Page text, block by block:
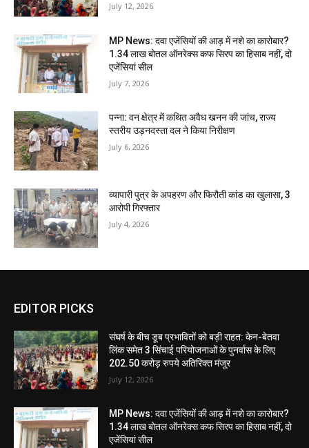
July 12, 2026
MP News: दवा एजेंसियों की आड़ में नशे का कारोबार?
1.34 लाख बोतल ऑनरेक्स कफ सिरप का हिसाब नहीं, दो
एजेंसियां सील
July 7, 2026
पन्ना: वन क्षेत्र में कथित अवैध खनन की जांच, राज्य
स्तरीय उड़नदस्ता दल ने किया निरीक्षण
July 6, 2026
व्यापारी पुत्र के अपहरण और फिरौती कांड का खुलासा, 3
आरोपी गिरफ्तार
July 4, 2026
EDITOR PICKS
संघर्ष के बीच डूब प्रभावितों को बड़ी राहत: केन-बेतवा
लिंक समेत 3 सिंचाई परियोजनाओं के पुनर्वास के लिए
202.50 करोड़ रुपये अतिरिक्त मंजूर
July 12, 2026
MP News: दवा एजेंसियों की आड़ में नशे का कारोबार?
1.34 लाख बोतल ऑनरेक्स कफ सिरप का हिसाब नहीं, दो
एजेंसियां सील